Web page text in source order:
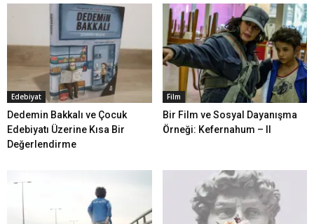
Edebiyat
Dedemin Bakkalı ve Çocuk
Edebiyatı Üzerine Kısa Bir
Değerlendirme
Film
Bir Film ve Sosyal Dayanışma
Örneği: Kefernahum – II